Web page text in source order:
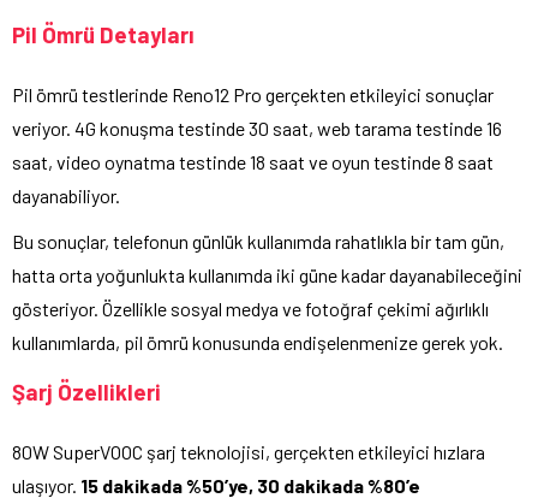
Pil Ömrü Detayları
Pil ömrü testlerinde Reno12 Pro gerçekten etkileyici sonuçlar
veriyor. 4G konuşma testinde 30 saat, web tarama testinde 16
saat, video oynatma testinde 18 saat ve oyun testinde 8 saat
dayanabiliyor.
Bu sonuçlar, telefonun günlük kullanımda rahatlıkla bir tam gün,
hatta orta yoğunlukta kullanımda iki güne kadar dayanabileceğini
gösteriyor. Özellikle sosyal medya ve fotoğraf çekimi ağırlıklı
kullanımlarda, pil ömrü konusunda endişelenmenize gerek yok.
Şarj Özellikleri
80W SuperVOOC şarj teknolojisi, gerçekten etkileyici hızlara
ulaşıyor. 15 dakikada %50’ye, 30 dakikada %80’e